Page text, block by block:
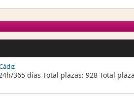
365 días Total plazas: 928 Total